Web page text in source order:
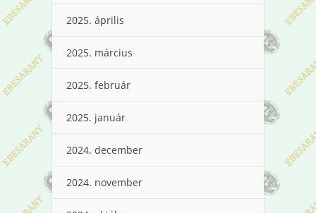
2025. április
2025. március
2025. február
2025. január
2024. december
2024. november